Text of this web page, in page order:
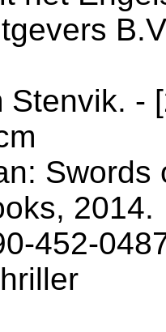
Stenvik. -
2014.
452-